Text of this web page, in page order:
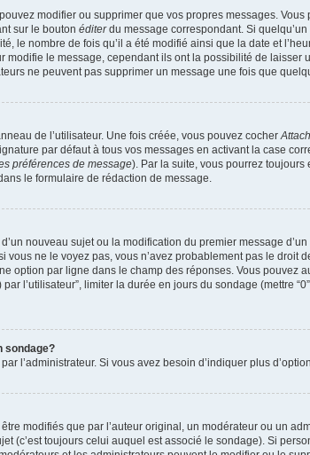
modifier ou supprimer que vos propres messages.
sur le bouton éditerdu message correspondant. Si
le nombre de fois qu’il a été modifié ainsi que la date et
modifie le message, cependant ils ont la possibilité de laisser
ne peuvent pas supprimer un message une fois que
de l’utilisateur. Une fois créée, vous pouvez cocher
par défaut à tous vos messages en activant la case
préférences de message). Par la suite, vous pourrez toujours
le formulaire de rédaction de message.
nouveau sujet ou la modification du premier message
vous ne le voyez pas, vous n’avez probablement pas le droit
option par ligne dans le champ des réponses. Vous pouvez
l’utilisateur”, limiter la durée en jours du sondage (mettre
sondage?
l’administrateur. Si vous avez besoin d’indiquer plus
modifiés que par l’auteur original, un modérateur ou un
(c’est toujours celui auquel est associé le sondage). Si